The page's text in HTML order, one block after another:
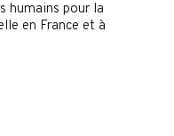
humains pour la
en France et à